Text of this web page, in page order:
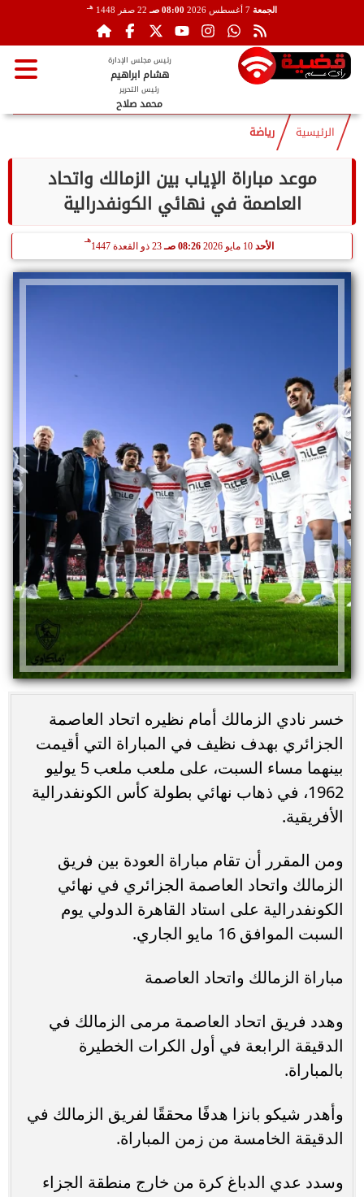
الجمعة 08:00 صـ 22 صفر 1448 هـ
رئيس مجلس الإدارة
هشام ابراهيم
رئيس التحرير
محمد صلاح
الرئيسية رياضة
موعد مباراة الإياب بين الزمالك واتحاد
العاصمة في نهائي الكونفدرالية
الأحد 10 مايو 2026 08:26 صـ 23 ذو القعدة 1447
هـ
خسر نادي الزمالك أمام نظيره اتحاد العاصمة
الجزائري بهدف نظيف في المباراة التي أقيمت
بينهما مساء السبت، على ملعب ملعب 5 يوليو
1962، في ذهاب نهائي بطولة كأس الكونفدرالية
الأفريقية.
ومن المقرر أن تقام مباراة العودة بين فريق
الزمالك واتحاد العاصمة الجزائري في نهائي
الكونفدرالية على استاد القاهرة الدولي يوم
السبت الموافق 16 مايو الجاري.
مباراة الزمالك واتحاد العاصمة
وهدد فريق اتحاد العاصمة مرمى الزمالك في
الدقيقة الرابعة في أول الكرات الخطيرة
بالمباراة.
وأهدر شيكو بانزا هدفًا محققًا لفريق الزمالك في
الدقيقة الخامسة من زمن المباراة.
وسدد عدي الدباغ كرة من خارج منطقة الجزاء